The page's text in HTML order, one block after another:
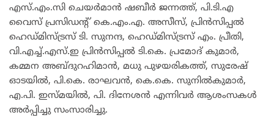
എസ്.എം.സി ചെയർമാൻ ഷബീർ ജന്നത്ത്, പി.ടി.എ
വൈസ് പ്രസിഡന്റ് കെ.എം.എ. അസീസ്, പ്രിൻസിപ്പൽ
ഹെഡ്മിസ്ട്രസ് ടി. സുനന്ദ, ഹെഡ്മിസ്ട്രസ് എം. പ്രീതി,
വി.എച്ച്.എസ്.ഇ പ്രിൻസിപ്പൽ ടി.കെ. പ്രമോദ് കുമാർ,
കമ്മന അബ്ദുറഹിമാൻ, മധു പുഴയരികത്ത്, സുരേഷ്
ഓടയിൽ, പി.കെ. രാഘവൻ, കെ.കെ. സുനിൽകുമാർ,
എ.പി. ഇസ്മയിൽ, പി. ദിനേശൻ എന്നിവർ ആശംസകൾ
അർപ്പിച്ചു സംസാരിച്ചു.